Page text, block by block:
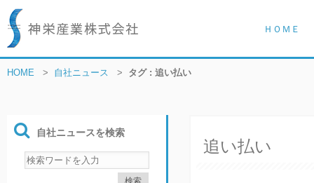
ＨＯＭＥ
HOME > 自社ニュース > タグ : 追い払い
追い払い
自社ニュースを検索